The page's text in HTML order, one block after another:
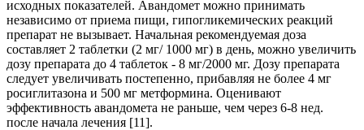
исходных показателей. Авандомет можно принимать
независимо от приема пищи, гипогликемических реакций
препарат не вызывает. Начальная рекомендуемая доза
составляет 2 таблетки (2 мг/ 1000 мг) в день, можно увеличить
дозу препарата до 4 таблеток - 8 мг/2000 мг. Дозу препарата
следует увеличивать постепенно, прибавляя не более 4 мг
росиглитазона и 500 мг метформина. Оценивают
эффективность авандомета не раньше, чем через 6-8 нед.
после начала лечения [11].